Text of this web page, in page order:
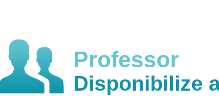
Professor
Disponibilize